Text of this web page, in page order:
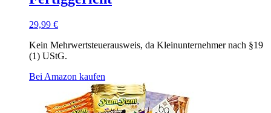
29,99 €
Kein Mehrwertsteuerausweis, da Kleinunternehmer nach §19
(1) UStG.
Bei Amazon kaufen